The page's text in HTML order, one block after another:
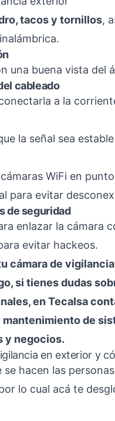
tacos y tornillos,
una buena vista del
cableado
a la
la señal sea
WiFi en
para evitar
de seguridad
enlazar la cámara
evitar hackeos.
cámara de
si tienes dudas
en Tecalsa
de
y negocios.
en exterior y
hacen las
lo cual acá te